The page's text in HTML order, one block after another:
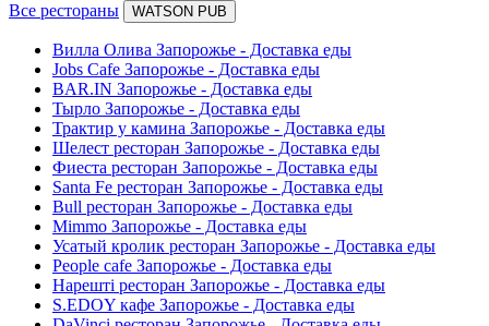
Все рестораны WATSON PUB
Вилла Олива Запорожье - Доставка еды
Jobs Cafe Запорожье - Доставка еды
BAR.IN Запорожье - Доставка еды
Тырло Запорожье - Доставка еды
Трактир у камина Запорожье - Доставка еды
Шелест ресторан Запорожье - Доставка еды
Фиеста ресторан Запорожье - Доставка еды
Santa Fe ресторан Запорожье - Доставка еды
Bull ресторан Запорожье - Доставка еды
Mimmo Запорожье - Доставка еды
Усатый кролик ресторан Запорожье - Доставка еды
People cafe Запорожье - Доставка еды
Нарешті ресторан Запорожье - Доставка еды
S.EDOY кафе Запорожье - Доставка еды